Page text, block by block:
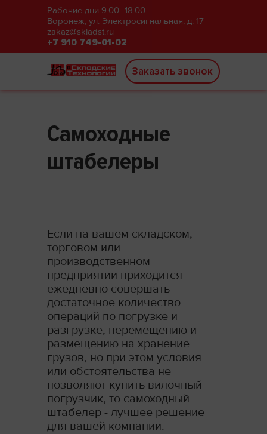
Рабочие дни 9.00–18.00
Воронеж, ул. Электросигнальная, д. 17
zakaz@skladst.ru
+7 910 749-01-02
Заказать звонок
Самоходные
штабелеры
Если на вашем складском,
торговом или
производственном
предприятии приходится
ежедневно совершать
достаточное количество
операций по погрузке и
разгрузке, перемещению и
размещению на хранение
грузов, но при этом условия
или обстоятельства не
позволяют купить вилочный
погрузчик, то самоходный
штабелер - лучшее решение
для вашей компании.